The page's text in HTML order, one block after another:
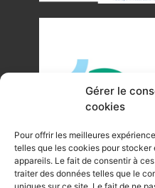
Gérer le
cookies
Pour offrir les meilleures
telles que les cookies pour
appareils. Le fait de consentir à
traiter des données telles que le